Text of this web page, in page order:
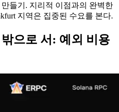
들기. 지리적 이점과의 완벽한
지역은 집중된 수요를 본다.
으로 서: 예외 비용